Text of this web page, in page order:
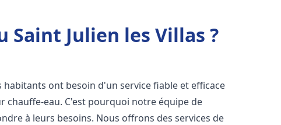
Julien les Villas ?
habitants ont besoin d'un service fiable et efficace
chauffe-eau. C'est pourquoi notre équipe de
à leurs besoins. Nous offrons des services de